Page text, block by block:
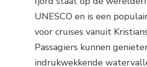
UNESCO en is een
voor cruises vanuit
Passagiers kunnen
indrukwekkende